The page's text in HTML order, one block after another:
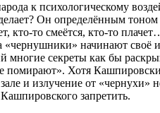
к психологическому
Он определённым
кто-то смеётся, кто-то
«чернушники» начинают своё
многие секреты как бы
Хотя
и излучение от
запретить.